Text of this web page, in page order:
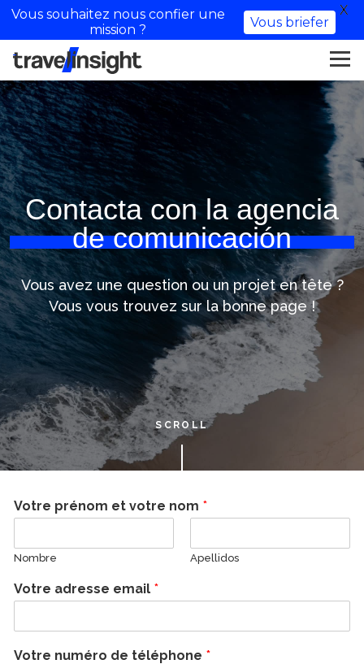
Contacta con la agencia
de comunicación
Vous avez une question ou un projet en tête ?
Vous vous trouvez sur la bonne page !
SCROLL
Votre prénom et votre nom *
Nombre Apellidos
Votre adresse email *
Votre numéro de téléphone *
Vous souhaitez nous confier une
mission ?
Vous briefer
X